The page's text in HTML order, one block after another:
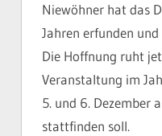
Niewöhner hat das
Jahren erfunden
Die Hoffnung ruht
Veranstaltung im
5. und 6. Dezember
stattfinden soll.